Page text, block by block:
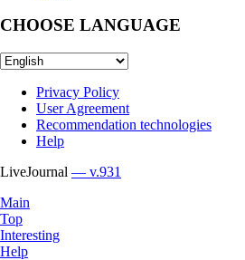
CHOOSE LANGUAGE
Privacy Policy
User Agreement
Recommendation technologies
Help
LiveJournal — v.931
Main
Top
Interesting
Help